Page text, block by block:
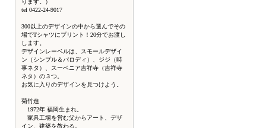
ります。）
tel 0422-24-9017
300以上のデザインの中から選んでその
場でTシャツにプリント！20分でお渡し
します。
デザインレーベルは、スモールデザイ
ン（シンプル＆パロディ）、ジジ（時
事ネタ）、スーベニア吉祥寺（吉祥寺
ネタ）の３つ。
お気に入りのデザインを見つけよう。
菊竹進
1972年 福岡生まれ。
家具工場を営む父からアート、デザ
イン、建築を教わる。